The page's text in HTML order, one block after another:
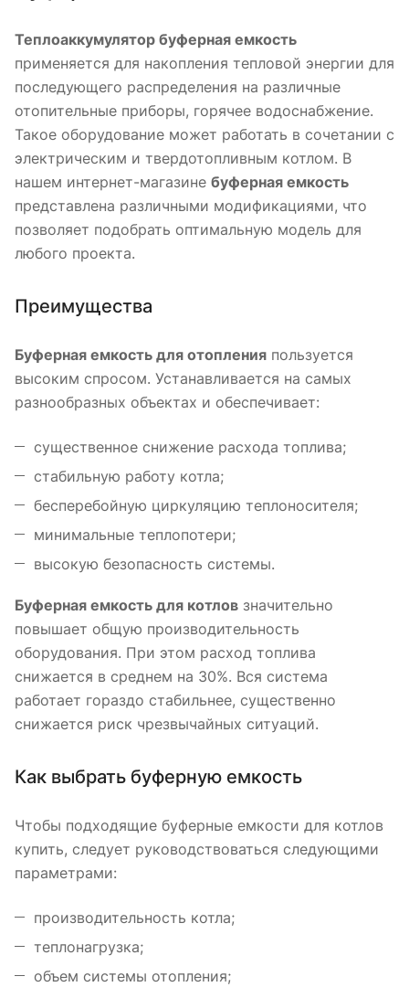
Теплоаккумулятор буферная емкость
применяется для накопления тепловой энергии для
последующего распределения на различные
отопительные приборы, горячее водоснабжение.
Такое оборудование может работать в сочетании с
электрическим и твердотопливным котлом. В
нашем интернет-магазине буферная емкость
представлена различными модификациями, что
позволяет подобрать оптимальную модель для
любого проекта.
Преимущества
Буферная емкость для отопления пользуется
высоким спросом. Устанавливается на самых
разнообразных объектах и обеспечивает:
существенное снижение расхода топлива;
стабильную работу котла;
бесперебойную циркуляцию теплоносителя;
минимальные теплопотери;
высокую безопасность системы.
Буферная емкость для котлов значительно
повышает общую производительность
оборудования. При этом расход топлива
снижается в среднем на 30%. Вся система
работает гораздо стабильнее, существенно
снижается риск чрезвычайных ситуаций.
Как выбрать буферную емкость
Чтобы подходящие буферные емкости для котлов
купить, следует руководствоваться следующими
параметрами:
производительность котла;
теплонагрузка;
объем системы отопления;